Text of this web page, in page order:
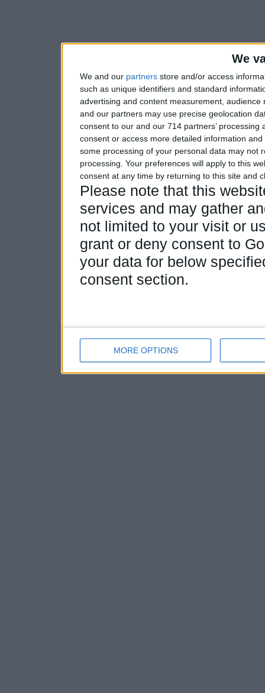
We
We and our partners store and/or access
such as unique identifiers and standard
advertising and content measurement,
and our partners may use precise geolocation
consent to our and our 714 partners’
consent or access more detailed information
some processing of your personal data may not
processing. Your preferences will apply to this
consent at any time by returning to this site and
Please note that this
services and may gather
not limited to your visit or
grant or deny consent to
your data for below
consent section.
MORE OPTIONS